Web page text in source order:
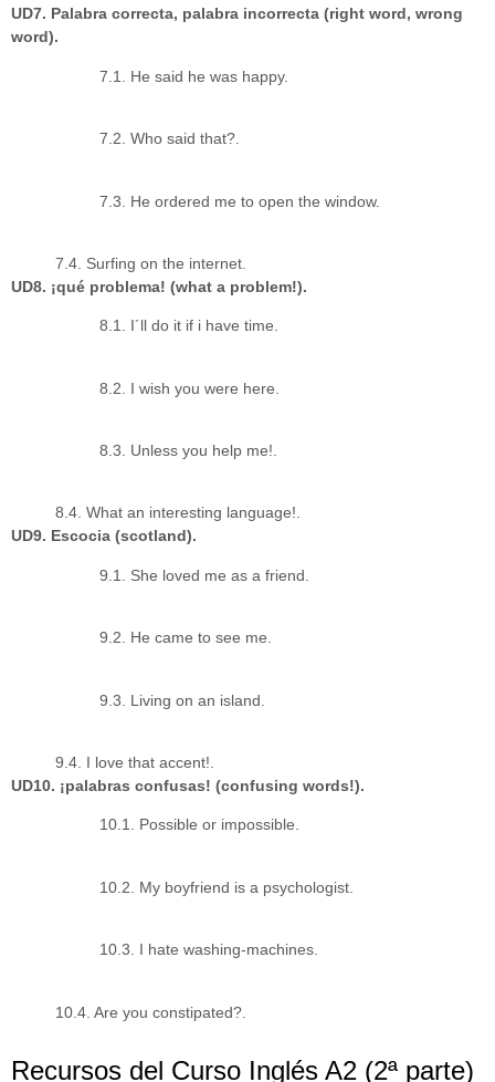
UD7. Palabra correcta, palabra incorrecta (right word, wrong
word).
7.1. He said he was happy.
7.2. Who said that?.
7.3. He ordered me to open the window.
7.4. Surfing on the internet.
UD8. ¡qué problema! (what a problem!).
8.1. I´ll do it if i have time.
8.2. I wish you were here.
8.3. Unless you help me!.
8.4. What an interesting language!.
UD9. Escocia (scotland).
9.1. She loved me as a friend.
9.2. He came to see me.
9.3. Living on an island.
9.4. I love that accent!.
UD10. ¡palabras confusas! (confusing words!).
10.1. Possible or impossible.
10.2. My boyfriend is a psychologist.
10.3. I hate washing-machines.
10.4. Are you constipated?.
Recursos del Curso Inglés A2 (2ª parte)